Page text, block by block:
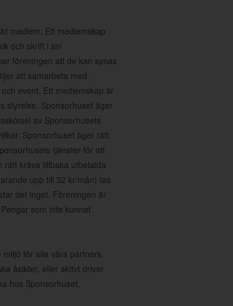
medlem. Ett medlemskap
och skrift i sin
föreningen att de kan synas
att samarbeta med.
event. Ett medlemskap är
styrelse. Sponsorhuset äger
av Sponsorhusets
Sponsorhuset äger rätt
tjänster för att
rätt kräva tillbaka utbetalda
upp till 32 kr/mån) tas
det inget. Föreningen är
som inte kunnat
för alla våra partners,
åsikter, eller aktivt driver
hos Sponsorhuset.